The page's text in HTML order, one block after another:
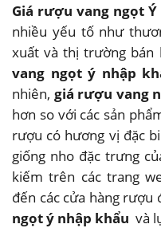
Giá rượu vang ngọt
nhiều yếu tố như
xuất và thị trường bán
vang ngọt ý nhập
nhiên, giá rượu vang
hơn so với các sản
rượu có hương vị đặc
giống nho đặc trưng
kiếm trên các trang
đến các cửa hàng rượu
ngọt ý nhập khẩu và